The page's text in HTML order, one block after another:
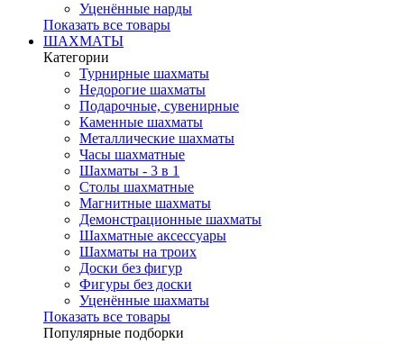
Уценённые нарды
Показать все товары
ШАХМАТЫ
Категории
Турнирные шахматы
Недорогие шахматы
Подарочные, сувенирные
Каменные шахматы
Металлические шахматы
Часы шахматные
Шахматы - 3 в 1
Столы шахматные
Магнитные шахматы
Демонстрационные шахматы
Шахматные аксессуары
Шахматы на троих
Доски без фигур
Фигуры без доски
Уценённые шахматы
Показать все товары
Популярные подборки